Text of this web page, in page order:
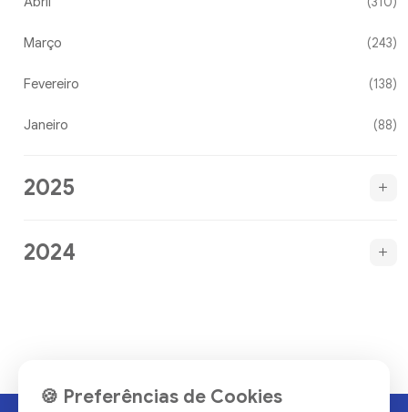
Março (243)
Fevereiro (138)
Janeiro (88)
2025
2024
🍪 Preferências de Cookies